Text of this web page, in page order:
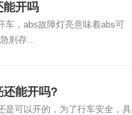
能开吗
车，abs故障灯亮意味着abs可
刹存...
还能开吗?
是可以开的，为了行车安全，具